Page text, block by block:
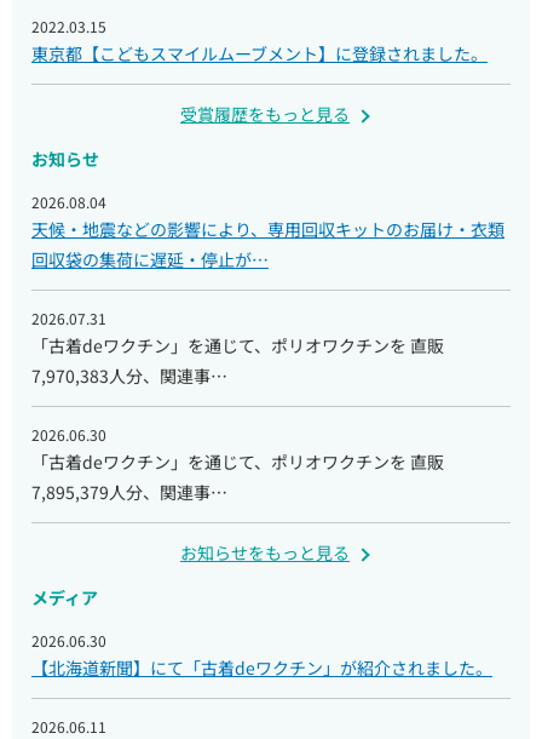
2022.03.15
東京都【こどもスマイルムーブメント】に登録されました。
受賞履歴をもっと見る
お知らせ
2026.08.04
天候・地震などの影響により、専用回収キットのお届け・衣類
回収袋の集荷に遅延・停止が…
2026.07.31
「古着deワクチン」を通じて、ポリオワクチンを 直販
7,970,383人分、関連事…
2026.06.30
「古着deワクチン」を通じて、ポリオワクチンを 直販
7,895,379人分、関連事…
お知らせをもっと見る
メディア
2026.06.30
【北海道新聞】にて「古着deワクチン」が紹介されました。
2026.06.11